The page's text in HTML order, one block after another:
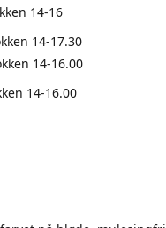
14-16
14-17.30
14-16.00
14-16.00